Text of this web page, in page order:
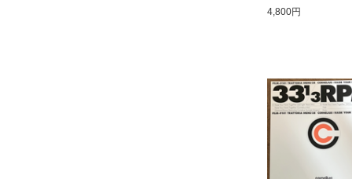
4,800円